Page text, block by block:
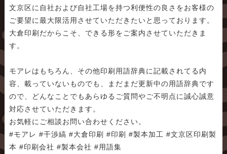
文京区に自社および自社工場を持つ利便性の良さをお客様の
ご要望に最大限活用させていただきたいと思っております。
大倉印刷だからこそ、できる形をご案内させていただきま
す。
モアレはもちろん、その他印刷用語辞典に記載されてる内
容、載っていないものでも、まだまだ更新中の用語辞典です
ので、どんなことでもあらゆるご質問やご不明点に誠心誠意
対応させていただきます。
お気軽にご相談お問い合わせください。
#モアレ #干渉縞 #大倉印刷 #印刷 #製本加工 #文京区印刷製
本 #印刷会社 #製本会社 #用語集